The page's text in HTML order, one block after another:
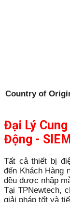
Country of
Đại Lý
Động -
Tất cả thiết bị
đến Khách Hàng
đều được nhập
Tại TPNewtech,
giải pháp tốt và